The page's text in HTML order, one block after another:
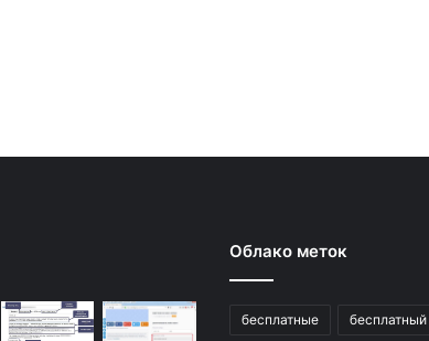
Облако меток
бесплатные бесплатный